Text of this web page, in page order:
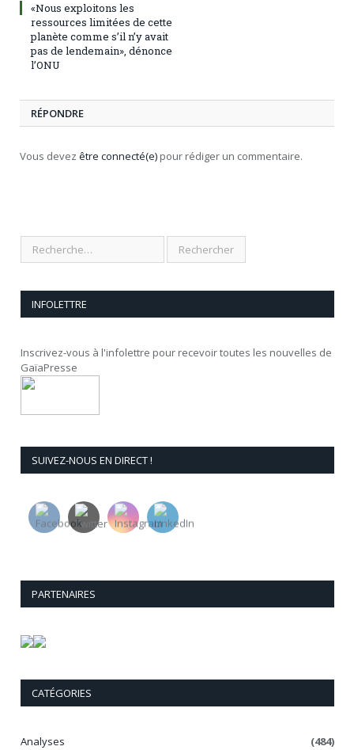
«Nous exploitons les
ressources limitées de cette
planète comme s’il n’y avait
pas de lendemain», dénonce
l’ONU
RÉPONDRE
Vous devez être connecté(e) pour rédiger un commentaire.
INFOLETTRE
Inscrivez-vous à l'infolettre pour recevoir toutes les nouvelles de
GaïaPresse
SUIVEZ-NOUS EN DIRECT !
PARTENAIRES
CATÉGORIES
Analyses
(484)